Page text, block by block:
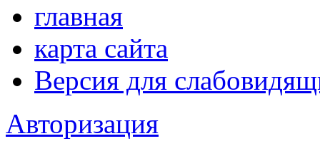
главная
карта сайта
Версия для
Авторизация